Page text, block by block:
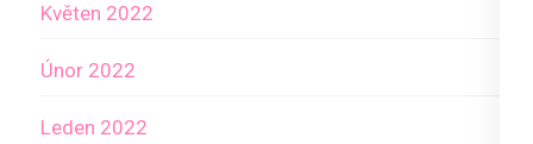
Květen 2022
Únor 2022
Leden 2022